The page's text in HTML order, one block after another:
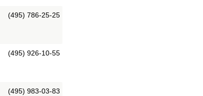
(495) 786-25-25
(495) 926-10-55
(495) 983-03-83